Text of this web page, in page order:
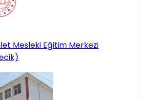
Mesleki Eğitim Merkezi